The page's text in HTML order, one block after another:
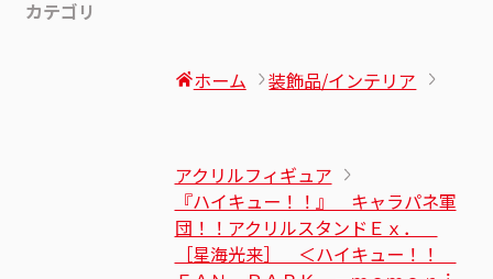
カテゴリ
ホーム 装飾品/インテリア
アクリルフィギュア
『ハイキュー！！』 キャラパネ軍
団！！アクリルスタンドＥｘ．
［星海光来］ ＜ハイキュー！！